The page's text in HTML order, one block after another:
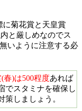
菊花賞と天皇賞
と厳しめなのでス
いように注意する必
春)は500程度あれば
でスタミナを確保し
策しましょう。